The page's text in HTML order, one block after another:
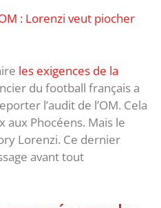
: Lorenzi veut piocher
les exigences de la
du football français a
l’audit de l’OM. Cela
Phocéens. Mais le
Lorenzi. Ce dernier
avant tout